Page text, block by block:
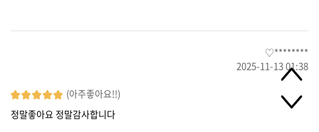
♡********
2025-11-13 01:38
(아주좋아요!!)
정말좋아요 정말감사합니다